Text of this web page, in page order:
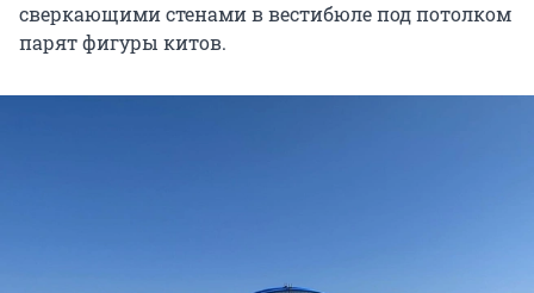
сверкающими стенами в вестибюле под потолком
парят фигуры китов.